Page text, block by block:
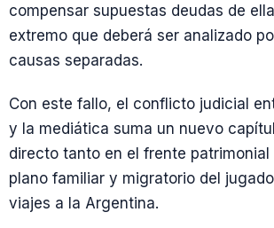
compensar supuestas deudas de
extremo que deberá ser analizado
causas separadas.
Con este fallo, el conflicto judicial
y la mediática suma un nuevo
directo tanto en el frente patrimonial
plano familiar y migratorio del
viajes a la Argentina.